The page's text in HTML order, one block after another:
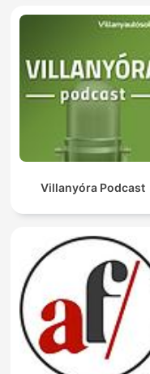
Villanyóra Podcast